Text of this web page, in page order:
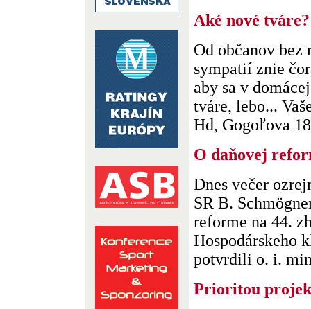
Aké nové tváre?
Od občanov
sympatií znie
aby sa v
tváre, lebo...
Hd, Gogoľova
O daňovej
Dnes večer
SR B.
reforme na 44.
Hospodárskeho
potvrdili o. i.
Prioritou